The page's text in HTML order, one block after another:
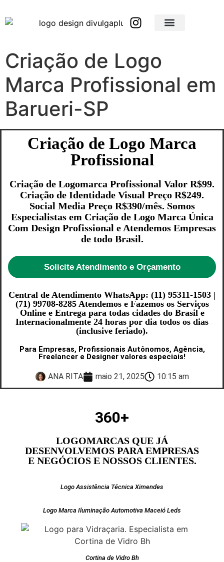
Criação de Logo
Marca Profissional em
Barueri-SP
Criação de Logo Marca
Profissional
Criação de Logomarca Profissional Valor R$99.
Criação de Identidade Visual Preço R$249.
Social Media Preço R$390/mês. Somos
Especialistas em Criação de Logo Marca Única
Com Design Profissional e Atendemos Empresas
de todo Brasil.
Solicite Atendimento e Orçamento
Central de Atendimento WhatsApp: (11) 95311-1503 |
(71) 99708-8285 Atendemos e Fazemos os Serviços
Online e Entrega para todas cidades do Brasil e
Internacionalmente 24 horas por dia todos os dias
(inclusive feriado).
Para Empresas, Profissionais Autônomos, Agência,
Freelancer e Designer valores especiais!
ANA RITA maio 21, 2025 10:15 am
360+
LOGOMARCAS QUE JÁ
DESENVOLVEMOS PARA EMPRESAS
E NEGÓCIOS E NOSSOS CLIENTES.
Logo Assistência Técnica Ximendes
Logo Marca Iluminação Automotiva Maceió Leds
Cortina de Vidro Bh